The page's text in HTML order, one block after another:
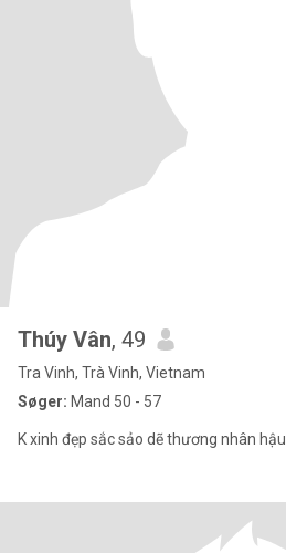
Thúy Vân, 49
Tra Vinh, Trà Vinh, Vietnam
Søger: Mand 50 - 57
K xinh đẹp sắc sảo dẽ thương nhân hậu